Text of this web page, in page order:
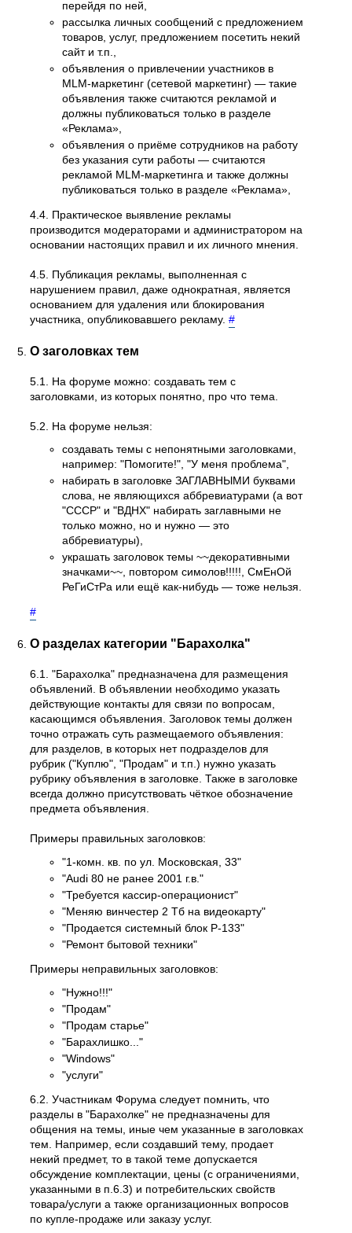
перейдя по ней,
рассылка личных сообщений с предложением
товаров, услуг, предложением посетить некий
сайт и т.п.,
объявления о привлечении участников в
MLM-маркетинг (сетевой маркетинг) — такие
объявления также считаются рекламой и
должны публиковаться только в разделе
«Реклама»,
объявления о приёме сотрудников на работу
без указания сути работы — считаются
рекламой MLM-маркетинга и также должны
публиковаться только в разделе «Реклама»,
4.4. Практическое выявление рекламы
производится модераторами и администратором на
основании настоящих правил и их личного мнения.
4.5. Публикация рекламы, выполненная с
нарушением правил, даже однократная, является
основанием для удаления или блокирования
участника, опубликовавшего рекламу.#
О заголовках тем
5.1. На форуме можно: создавать тем с
заголовками, из которых понятно, про что тема.
5.2. На форуме нельзя:
создавать темы с непонятными заголовками,
например: "Помогите!", "У меня проблема",
набирать в заголовке ЗАГЛАВНЫМИ буквами
слова, не являющихся аббревиатурами (а вот
"СССР" и "ВДНХ" набирать заглавными не
только можно, но и нужно — это
аббревиатуры),
украшать заголовок темы ~~декоративными
значками~~, повтором симолов!!!!!, СмЕнОй
РеГиСтРа или ещё как-нибудь — тоже нельзя.
#
О разделах категории "Барахолка"
6.1. "Барахолка" предназначена для размещения
объявлений. В объявлении необходимо указать
действующие контакты для связи по вопросам,
касающимся объявления. Заголовок темы должен
точно отражать суть размещаемого объявления:
для разделов, в которых нет подразделов для
рубрик ("Куплю", "Продам" и т.п.) нужно указать
рубрику объявления в заголовке. Также в заголовке
всегда должно присутствовать чёткое обозначение
предмета объявления.
Примеры правильных заголовков:
"1-комн. кв. по ул. Московская, 33"
"Audi 80 не ранее 2001 г.в."
"Требуется кассир-операционист"
"Меняю винчестер 2 Тб на видеокарту"
"Продается системный блок P-133"
"Ремонт бытовой техники"
Примеры неправильных заголовков:
"Нужно!!!"
"Продам"
"Продам старье"
"Барахлишко..."
"Windows"
"услуги"
6.2. Участникам Форума следует помнить, что
разделы в "Барахолке" не предназначены для
общения на темы, иные чем указанные в заголовках
тем. Например, если создавший тему, продает
некий предмет, то в такой теме допускается
обсуждение комплектации, цены (с ограничениями,
указанными в п.6.3) и потребительских свойств
товара/услуги а также организационных вопросов
по купле-продаже или заказу услуг.